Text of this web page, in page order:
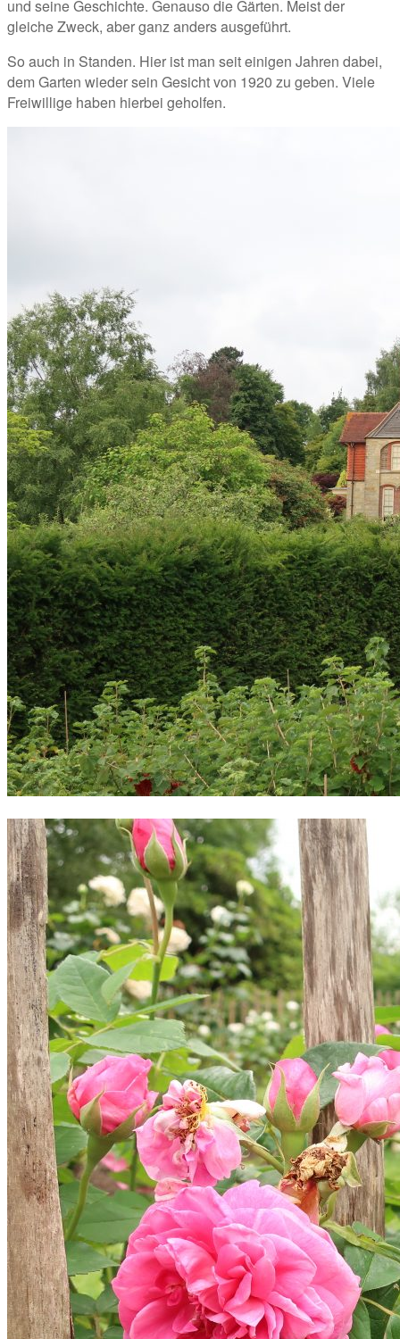
und seine Geschichte. Genauso die Gärten. Meist der
gleiche Zweck, aber ganz anders ausgeführt.
So auch in Standen. Hier ist man seit einigen Jahren dabei,
dem Garten wieder sein Gesicht von 1920 zu geben. Viele
Freiwillige haben hierbei geholfen.